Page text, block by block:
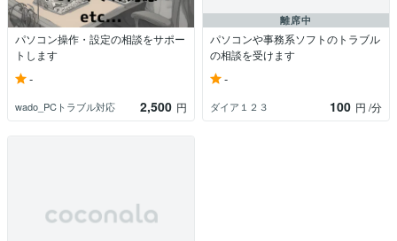
パソコン操作・設定の相談をサポー
トします
-
wado_PCトラブル対応 2,500 円
離席中
パソコンや事務系ソフトのトラブル
の相談を受けます
-
ダイア１２３ 100 円 /分